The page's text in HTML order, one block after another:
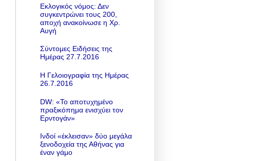
Εκλογικός νόμος: Δεν
συγκεντρώνει τους 200,
αποχή ανακοίνωσε η Χρ.
Αυγή
Σύντομες Ειδήσεις της
Ημέρας 27.7.2016
Η Γελοιογραφία της Ημέρας
26.7.2016
DW: «To αποτυχημένο
πραξικόπημα ενισχύει τον
Ερντογάν»
Ινδοί «έκλεισαν» δύο μεγάλα
ξενοδοχεία της Αθήνας για
έναν γάμο